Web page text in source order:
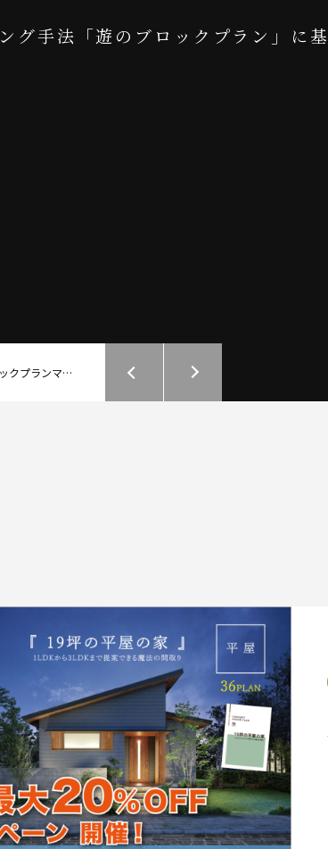
ン グ手法 「遊の ブ ロ ッ ク プラ ン 」 に 基
【研修・セミナー】2026『１つ星 ブロックプランマスター認定講習』9/1～9/10 募集中！ 2026.08.01